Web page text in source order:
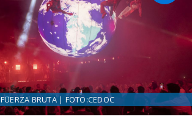
FUERZA BRUTA | FOTO:CEDOC